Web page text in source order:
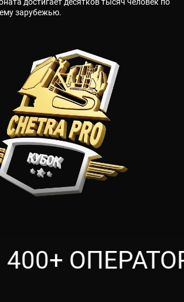
зарубежью.
ОПЕРАТОРОВ